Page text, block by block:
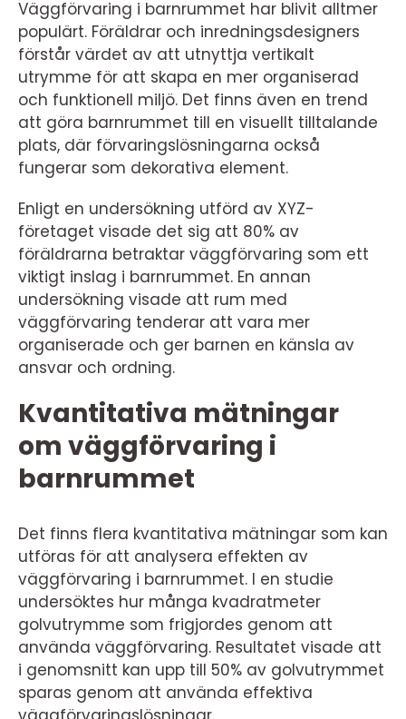
Väggförvaring i barnrummet har blivit alltmer
populärt. Föräldrar och inredningsdesigners
förstår värdet av att utnyttja vertikalt
utrymme för att skapa en mer organiserad
och funktionell miljö. Det finns även en trend
att göra barnrummet till en visuellt tilltalande
plats, där förvaringslösningarna också
fungerar som dekorativa element.
Enligt en undersökning utförd av XYZ-
företaget visade det sig att 80% av
föräldrarna betraktar väggförvaring som ett
viktigt inslag i barnrummet. En annan
undersökning visade att rum med
väggförvaring tenderar att vara mer
organiserade och ger barnen en känsla av
ansvar och ordning.
Kvantitativa mätningar
om väggförvaring i
barnrummet
Det finns flera kvantitativa mätningar som kan
utföras för att analysera effekten av
väggförvaring i barnrummet. I en studie
undersöktes hur många kvadratmeter
golvutrymme som frigjordes genom att
använda väggförvaring. Resultatet visade att
i genomsnitt kan upp till 50% av golvutrymmet
sparas genom att använda effektiva